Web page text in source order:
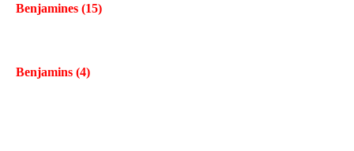
Benjamines (15)
Benjamins (4)